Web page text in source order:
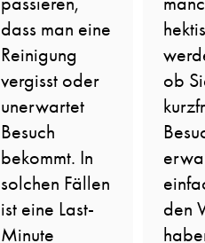
dass man eine
Reinigung
vergisst oder
unerwartet
Besuch
bekommt. In
solchen Fällen
ist eine Last-
Minute
ob
den